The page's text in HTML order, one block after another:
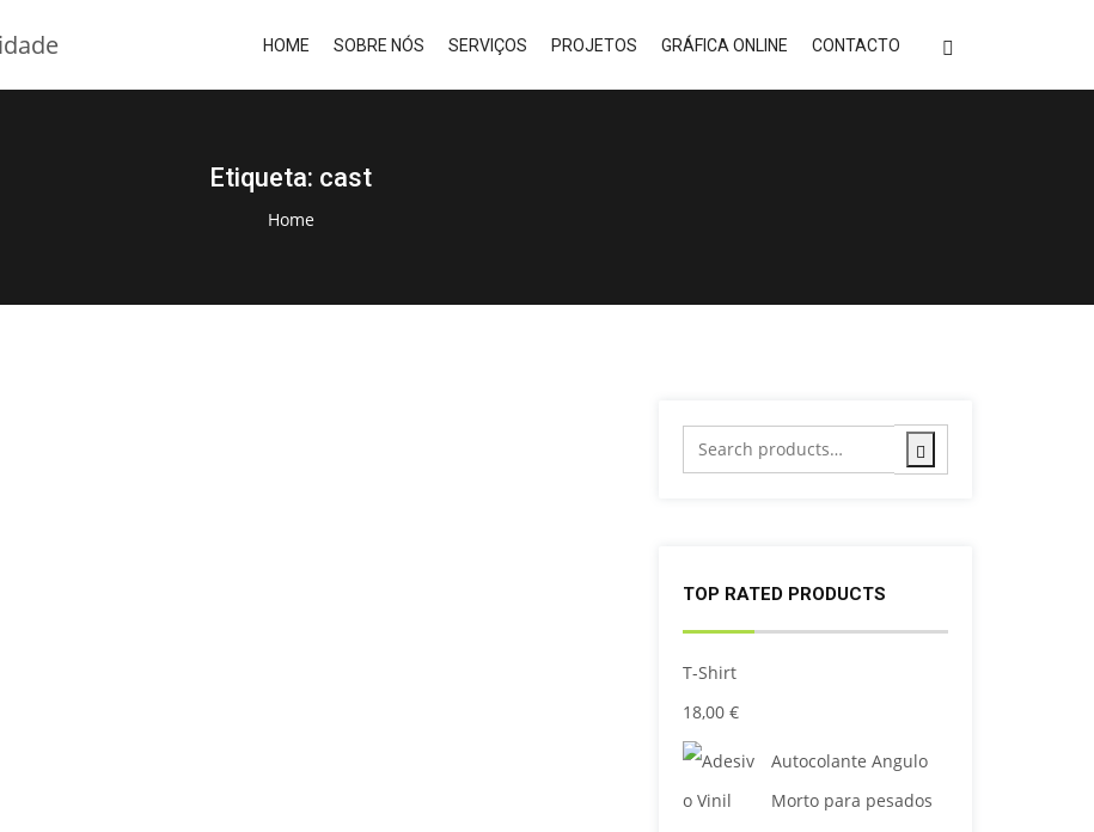
HOME SOBRE NÓS SERVIÇOS PROJETOS GRÁFICA ONLINE CONTACTO
Etiqueta: cast
Home
TOP RATED PRODUCTS
T-Shirt
18,00 €
Autocolante Angulo
Morto para pesados